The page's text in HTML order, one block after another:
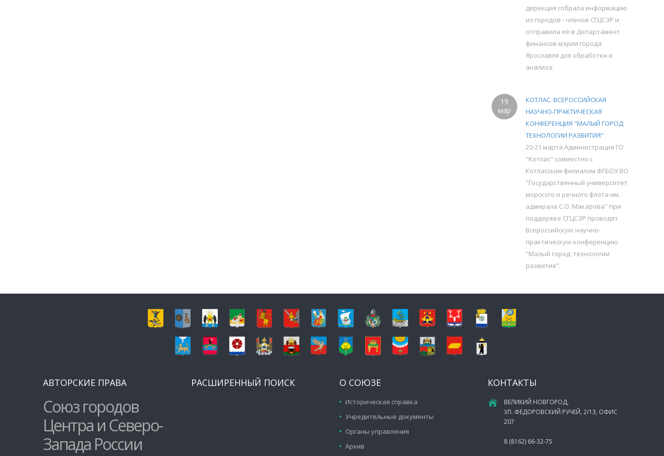
дирекция собрала информацию
из городов - членов СГЦСЗР и
отправила её в Департамент
финансов мэрии города
Ярославля для обработки и
анализа.
19
мар
КОТЛАС. ВСЕРОССИЙСКАЯ
НАУЧНО-ПРАКТИЧЕСКАЯ
КОНФЕРЕНЦИЯ "МАЛЫЙ ГОРОД:
ТЕХНОЛОГИИ РАЗВИТИЯ"
20-21 марта Администрация ГО
"Котлас" совместно с
Котласским филиалом ФГБОУ ВО
"Государственный университет
морского и речного флота им.
адмирала С.О. Макарова" при
поддержке СГЦСЗР проводят
Всероссийскую научно-
практическую конференцию
"Малый город: технологии
развития".
АВТОРСКИЕ ПРАВА
Союз городов
Центра и Северо-
Запада России
РАСШИРЕННЫЙ ПОИСК О СОЮЗЕ
Историческая справка
Учредительные документы
Органы управления
Архив
КОНТАКТЫ
ВЕЛИКИЙ НОВГОРОД,
УЛ. ФЕДОРОВСКИЙ РУЧЕЙ, 2/13, ОФИС
207
8 (8162) 66-32-75